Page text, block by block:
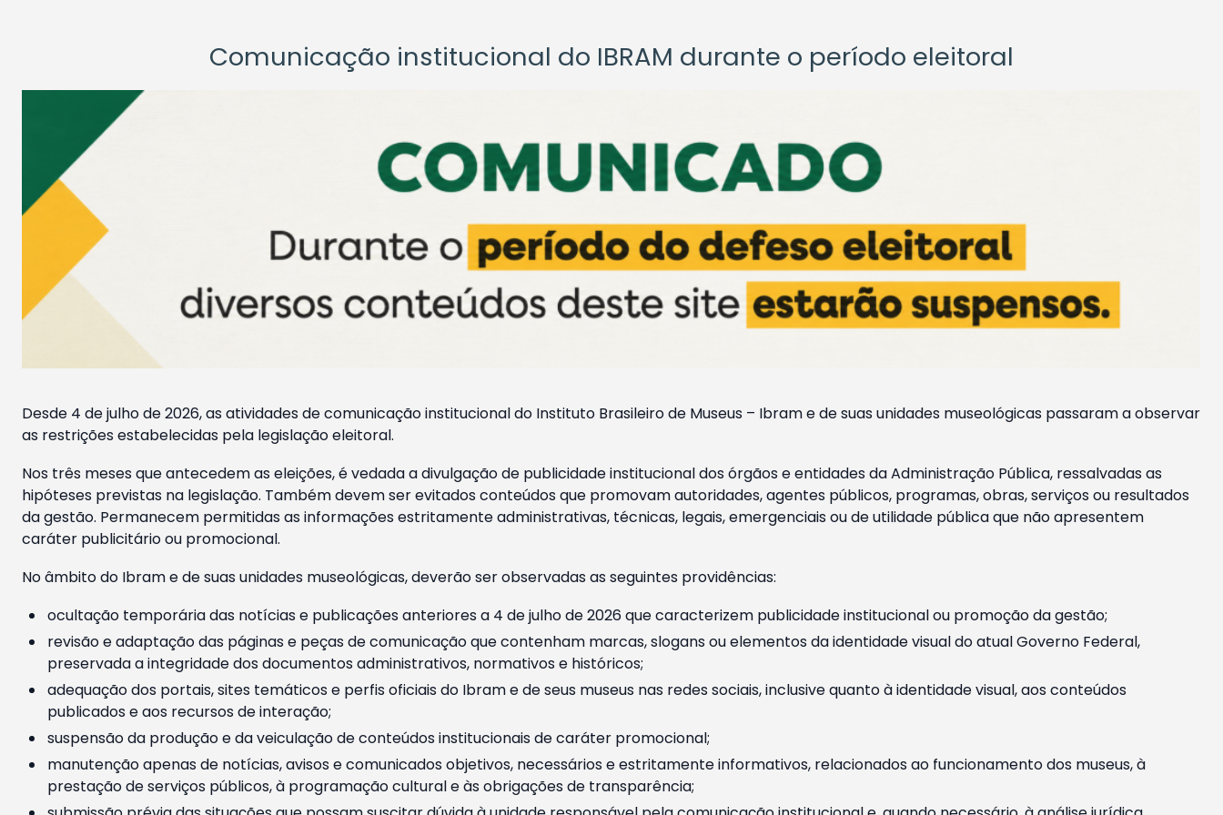
Comunicação institucional do IBRAM durante o período eleitoral
Desde 4 de julho de 2026, as atividades de comunicação institucional do Instituto Brasileiro de Museus – Ibram e de suas unidades museológicas passaram a observar
as restrições estabelecidas pela legislação eleitoral.
Nos três meses que antecedem as eleições, é vedada a divulgação de publicidade institucional dos órgãos e entidades da Administração Pública, ressalvadas as
hipóteses previstas na legislação. Também devem ser evitados conteúdos que promovam autoridades, agentes públicos, programas, obras, serviços ou resultados
da gestão. Permanecem permitidas as informações estritamente administrativas, técnicas, legais, emergenciais ou de utilidade pública que não apresentem
caráter publicitário ou promocional.
No âmbito do Ibram e de suas unidades museológicas, deverão ser observadas as seguintes providências:
ocultação temporária das notícias e publicações anteriores a 4 de julho de 2026 que caracterizem publicidade institucional ou promoção da gestão;
revisão e adaptação das páginas e peças de comunicação que contenham marcas, slogans ou elementos da identidade visual do atual Governo Federal,
preservada a integridade dos documentos administrativos, normativos e históricos;
adequação dos portais, sites temáticos e perfis oficiais do Ibram e de seus museus nas redes sociais, inclusive quanto à identidade visual, aos conteúdos
publicados e aos recursos de interação;
suspensão da produção e da veiculação de conteúdos institucionais de caráter promocional;
manutenção apenas de notícias, avisos e comunicados objetivos, necessários e estritamente informativos, relacionados ao funcionamento dos museus, à
prestação de serviços públicos, à programação cultural e às obrigações de transparência;